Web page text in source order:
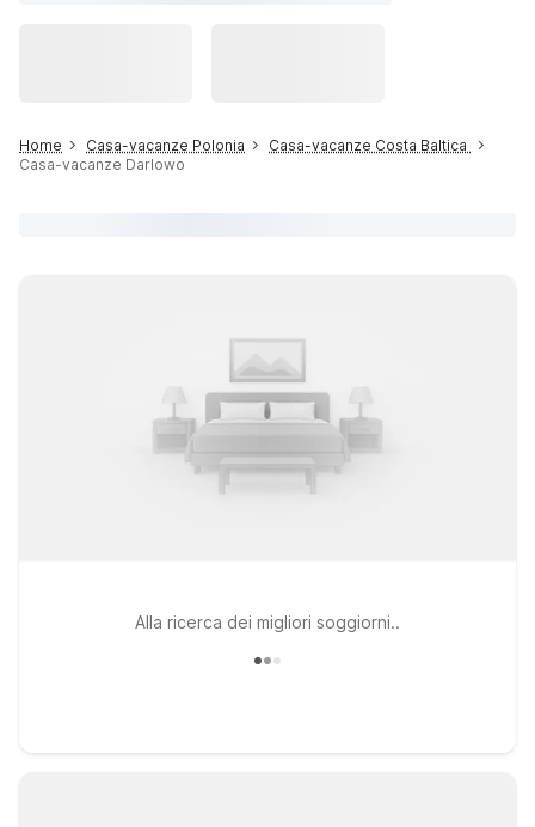
Home Casa-vacanze Polonia
Casa-vacanze Costa Baltica
Casa-vacanze Darlowo
Alla ricerca dei migliori soggiorni..